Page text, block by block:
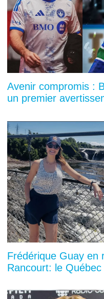
Avenir compromis :
un premier
Frédérique Guay en
Rancourt: le